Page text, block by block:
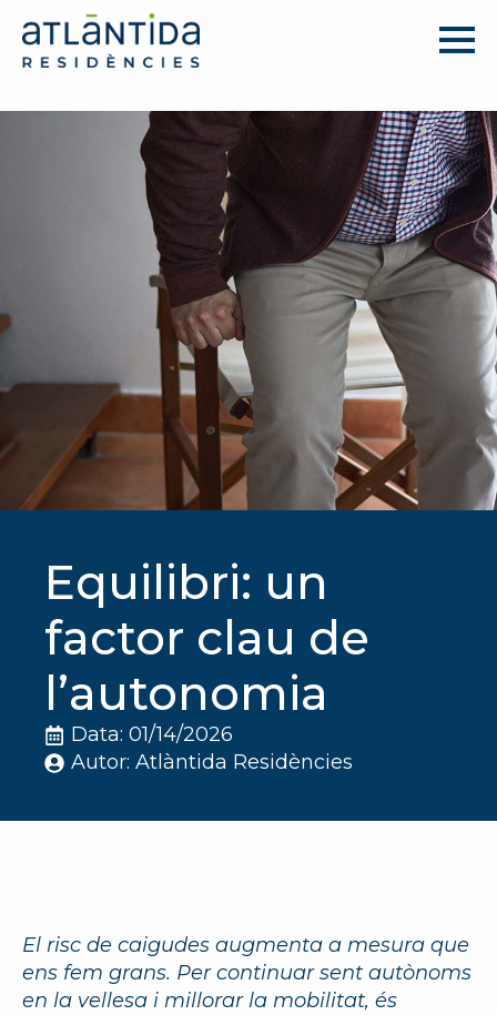
Equilibri: un
factor clau de
l’autonomia
Data: 01/14/2026
Autor: Atlàntida Residències
El risc de caigudes augmenta a mesura que
ens fem grans. Per continuar sent autònoms
en la vellesa i millorar la mobilitat, és